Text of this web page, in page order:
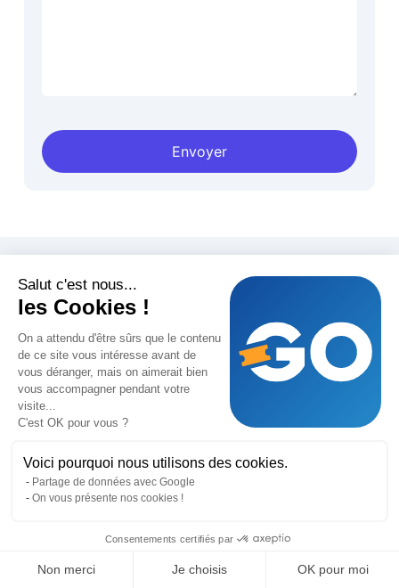
Salut c'est nous...
les Cookies !
On a attendu d'être sûrs que le contenu
de ce site vous intéresse avant de
vous déranger, mais on aimerait bien
vous accompagner pendant votre
visite...
C'est OK pour vous ?
Voici pourquoi nous utilisons des cookies.
Partage de données avec Google
On vous présente nos cookies !
Consentements certifiés par
Non merci Je choisis OK pour moi
Envoyer
Modernisez votre tombola en toute simplicité
Twitter or X
Facebook
Linkedin
locale_fr_ca_label
locale_fr_ch_label
locale_fr_lu_label
locale_nl_be_label
locale_nl_nl_label
locale_pt_br_label
Conditions générales
Conditions générales